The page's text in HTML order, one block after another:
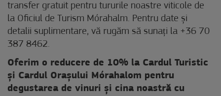
transfer gratuit pentru tururile noastre viticole de
la Oficiul de Turism Mórahalm. Pentru date și
detalii suplimentare, vă rugăm să sunați la +36 70
387 8462.
Oferim o reducere de 10% la Cardul Turistic
și Cardul Orașului Mórahalom pentru
degustarea de vinuri și cina noastră cu